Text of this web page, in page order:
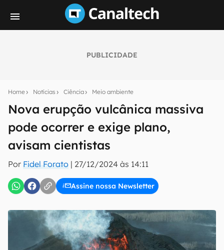
PUBLICIDADE
Home Notícias Ciência Meio ambiente
Nova erupção vulcânica massiva
pode ocorrer e exige plano,
avisam cientistas
Por Fidel Forato | 27/12/2024 às 14:11
Assine nossa Newsletter
notícias e reviews sobre tecnologia em primeira
E-mail
inscreva-se
Uso e Política de Privacidade do Canaltech.